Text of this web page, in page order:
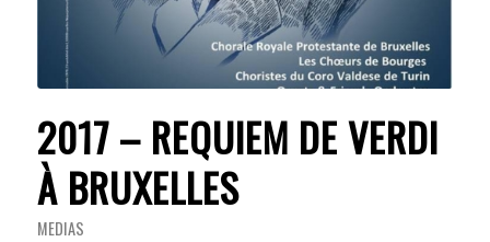
2017 – REQUIEM DE VERDI
À BRUXELLES
MEDIAS